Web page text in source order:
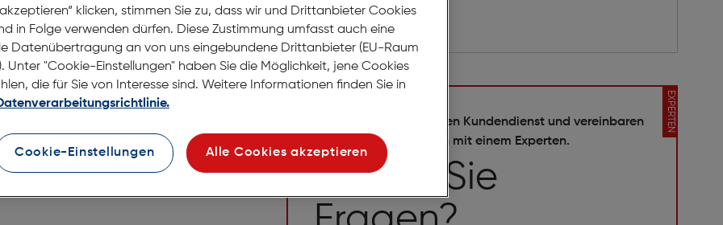
in den Warenkorb
EXPERTEN
Kontaktieren Sie unseren Kundendienst und vereinbaren
Sie gleich einen Termin mit einem Experten.
Haben Sie
klicken, stimmen Sie zu, dass wir und Drittanbieter Cookies
in Folge verwenden dürfen. Diese Zustimmung umfasst auch eine
Datenübertragung an von uns eingebundene Drittanbieter (EU-Raum
Unter "Cookie-Einstellungen" haben Sie die Möglichkeit, jene Cookies
die für Sie von Interesse sind. Weitere Informationen finden Sie in
Cookie-Einstellungen Alle Cookies akzeptieren